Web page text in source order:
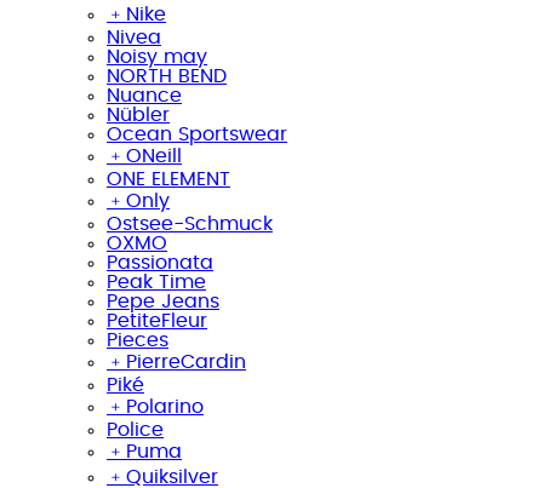
﹢ Nike
Nivea
Noisy may
NORTH BEND
Nuance
Nübler
Ocean Sportswear
﹢ ONeill
ONE ELEMENT
﹢ Only
Ostsee-Schmuck
OXMO
Passionata
Peak Time
Pepe Jeans
PetiteFleur
Pieces
﹢ PierreCardin
Piké
﹢ Polarino
Police
﹢ Puma
﹢ Quiksilver